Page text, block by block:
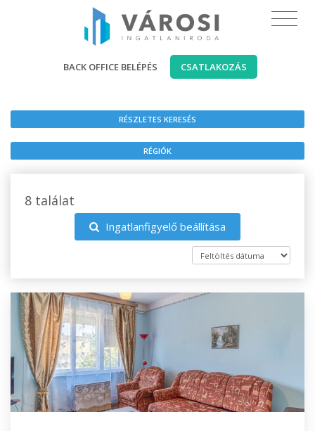
BACK OFFICE BELÉPÉS CSATLAKOZÁS
RÉSZLETES KERESÉS
RÉGIÓK
8 találat
Ingatlanfigyelő beállítása